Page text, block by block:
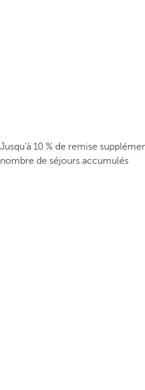
Jusqu’à 10 % de remise
nombre de séjours accumulés